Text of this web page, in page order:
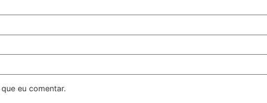
eu comentar.